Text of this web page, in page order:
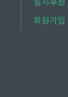
회원가입